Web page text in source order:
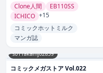
Clone人間
EB110SS
ICHICO +15
コミックホットミルク
マンガ誌
s011akamj02859
コミックメガストア Vol.022